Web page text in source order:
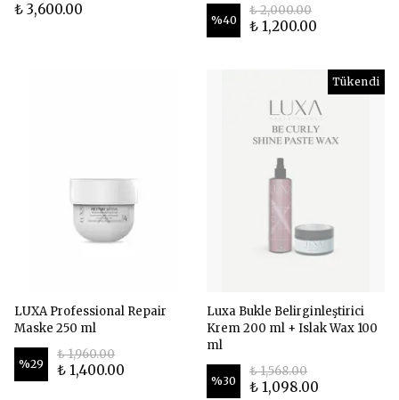
₺ 3,600.00
%40
₺ 2,000.00
₺ 1,200.00
LUXA Professional Repair
Maske 250 ml
%29
₺ 1,960.00
₺ 1,400.00
Tükendi
Luxa Bukle Belirginleştirici
Krem 200 ml + Islak Wax 100
ml
%30
₺ 1,568.00
₺ 1,098.00